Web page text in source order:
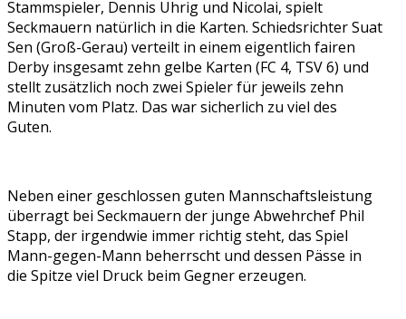
Stammspieler, Dennis Uhrig und Nicolai, spielt
Seckmauern natürlich in die Karten. Schiedsrichter Suat
Sen (Groß-Gerau) verteilt in einem eigentlich fairen
Derby insgesamt zehn gelbe Karten (FC 4, TSV 6) und
stellt zusätzlich noch zwei Spieler für jeweils zehn
Minuten vom Platz. Das war sicherlich zu viel des
Guten.
Neben einer geschlossen guten Mannschaftsleistung
überragt bei Seckmauern der junge Abwehrchef Phil
Stapp, der irgendwie immer richtig steht, das Spiel
Mann-gegen-Mann beherrscht und dessen Pässe in
die Spitze viel Druck beim Gegner erzeugen.